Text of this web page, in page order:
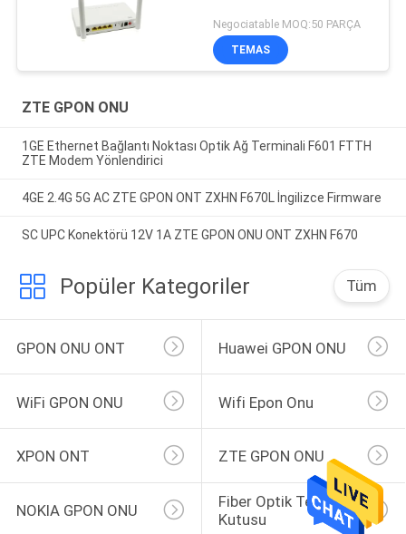
Negociatable MOQ:50 PARÇA
TEMAS
ZTE GPON ONU
1GE Ethernet Bağlantı Noktası Optik Ağ Terminali F601 FTTH
ZTE Modem Yönlendirici
4GE 2.4G 5G AC ZTE GPON ONT ZXHN F670L İngilizce Firmware
SC UPC Konektörü 12V 1A ZTE GPON ONU ONT ZXHN F670
Popüler Kategoriler Tüm
GPON ONU ONT Huawei GPON ONU
WiFi GPON ONU Wifi Epon Onu
XPON ONT ZTE GPON ONU
NOKIA GPON ONU
Fiber Optik Terminal
Kutusu